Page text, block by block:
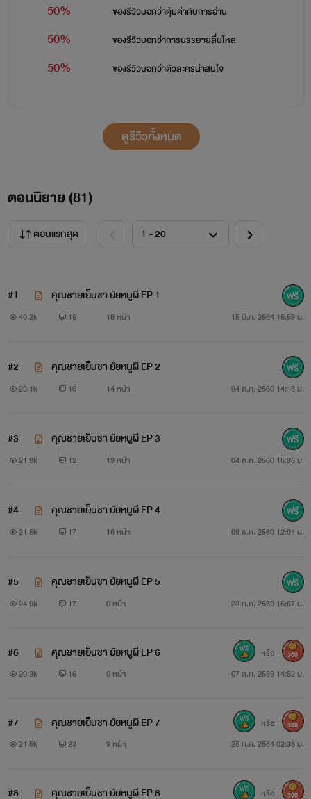
เข้ามาป่วนชีวิตเขาจนยับเยิน สับสน วุ่นวายไปหมด จากคนพูด
น้อยเย็นชา เขากลับต้องมาพูดมากเพราะเธอ
ดีกรีสาวสวยนักเรียนนอก ที่ย้ายเข้ามาเรียนที่มหาลัยชื่อดัง
เย็นชา เธอและเขาถูกจับหมั้นกันเพราะทางบ้านบังคับ เธอปฏิเสธ
เธอพุ่งปรี๊ดขึ้นทันที แล้วยังหน้าขรึมๆไม่สนใจโลกแบบนั้น นั่นแห
พ่อของลูกชัดๆ เธอจะทำให้เขาพูดมากเอง
“เฮียวางยาหนูดี”เมื่อเดินมาถึง เธอก็เอ่ยขึ้นเสียงแผ่ว
“ เปล่าครับ เฮียไม่รู้”ผมปฏิเสธพร้อมกับยกเธอขึ้นมานั่งบน
ตัก
“จริงนะ อือ กอดหน่อย”ซึ่งเธอก็เหมือนจะเชื่อผม แล้วบอก
ให้ผมกอด ผมยกมือขึ้นไปเค้นคลึงหน้าอกของเธอเพื่อระบาย
ผม
“จริง ทำเอง”ผมที่อยากให้เธอทำเองก็ปล่อยมืออก
“อือ เฮียใจร้าย”เมื่อเธอเห็นผมทำอย่างแบบนั้น ก็ว่าผม
ใจร้าย ผมไม่ได้ใจร้ายสะหน่อย แค่อยากเห็นเธอลุกแค่นั้นเอง
ให้แฟนทำให้
เธอเสียงเรียบ เดี๋ยวเธอจะหาว่าผมบังคับเธอเกินไป เรื่องแบบนี้
50% ของรีวิวบอกว่าคุ้มค่ากับการอ่าน
50% ของรีวิวบอกว่าการบรรยายลื่นไหล
50% ของรีวิวบอกว่าตัวละครน่าสนใจ
ดูรีวิวทั้งหมด
ตอนนิยาย (81)
ตอนแรกสุด
#1 คุณชายเย็นชา ยัยหนูผี EP 1
40.2k 15 18 หน้า 15 มี.ค. 2564 15:59 น.
#2 คุณชายเย็นชา ยัยหนูผี EP 2
23.1k 16 14 หน้า 04 ต.ค. 2560 14:18 น.
#3 คุณชายเย็นชา ยัยหนูผี EP 3
21.9k 12 13 หน้า 04 ต.ค. 2560 15:36 น.
#4 คุณชายเย็นชา ยัยหนูผี EP 4
21.5k 17 16 หน้า 09 ธ.ค. 2560 12:04 น.
#5 คุณชายเย็นชา ยัยหนูผี EP 5
24.9k 17 0 หน้า 23 ก.ค. 2559 15:57 น.
#6 คุณชายเย็นชา ยัยหนูผี EP 6
20.3k 16 0 หน้า 07 ส.ค. 2559 14:52 น.
หรือ 300
#7 คุณชายเย็นชา ยัยหนูผี EP 7
21.5k 23 9 หน้า 25 ก.ค. 2564 02:36 น.
หรือ 300
#8 คุณชายเย็นชา ยัยหนูผี EP 8 หรือ 300